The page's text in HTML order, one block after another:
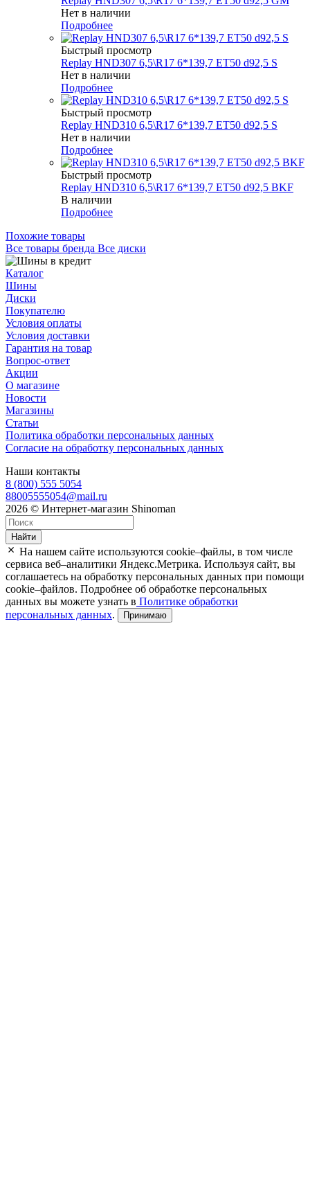
Нет в наличии
Подробнее
Быстрый просмотр
Replay HND307 6,5\R17 6*139,7 ET50 d92,5 S
Нет в наличии
Подробнее
Быстрый просмотр
Replay HND310 6,5\R17 6*139,7 ET50 d92,5 S
Нет в наличии
Подробнее
Быстрый просмотр
Replay HND310 6,5\R17 6*139,7 ET50 d92,5 BKF
В наличии
Подробнее
Похожие товары
Все товары бренда Все диски
Каталог
Шины
Диски
Покупателю
Условия оплаты
Условия доставки
Гарантия на товар
Вопрос-ответ
Акции
О магазине
Новости
Магазины
Статьи
Политика обработки персональных данных
Согласие на обработку персональных данных
Наши контакты
8 (800) 555 5054
88005555054@mail.ru
2026 © Интернет-магазин Shinoman
Найти
На нашем сайте используются cookie–файлы, в том числе
сервиса веб–аналитики Яндекс.Метрика. Используя сайт, вы
соглашаетесь на обработку персональных данных при помощи
cookie–файлов. Подробнее об обработке персональных
данных вы можете узнать в Политике обработки
персональных данных. Принимаю